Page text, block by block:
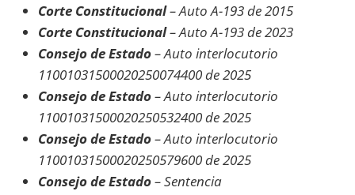
Corte Constitucional– Auto A-193 de 2015
Corte Constitucional– Auto A-193 de 2023
Consejo de Estado– Auto interlocutorio
11001031500020250074400 de 2025
Consejo de Estado– Auto interlocutorio
11001031500020250532400 de 2025
Consejo de Estado– Auto interlocutorio
11001031500020250579600 de 2025
Consejo de Estado– Sentencia